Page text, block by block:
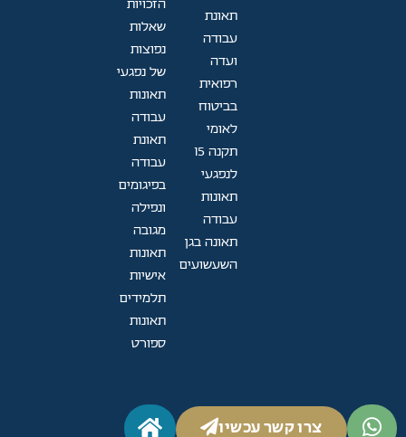
תאונת
עבודה
ועדה
רפואית
בביטוח
לאומי
תקנה 15
לנפגעי
תאונות
עבודה
תאונה בגן
השעשועים
הזכויות
שאלות
נפוצות
של נפגעי
תאונות
עבודה
תאונת
עבודה
בפיגומים
ונפילה
מגובה
תאונות
אישיות
תלמידים
תאונות
ספורט
צרו קשר עכשיו